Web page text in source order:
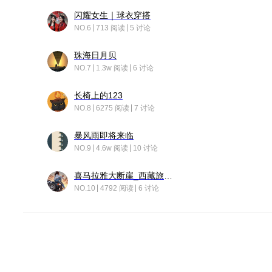
闪耀女生｜球衣穿搭
NO.6 713 阅读 5 讨论
珠海日月贝
NO.7 1.3w 阅读 6 讨论
长椅上的123
NO.8 6275 阅读 7 讨论
暴风雨即将来临
NO.9 4.6w 阅读 10 讨论
NO.10 4792 阅读 6 讨论